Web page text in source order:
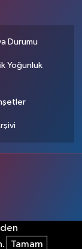
Durumu
Yoğunluk
Tamam